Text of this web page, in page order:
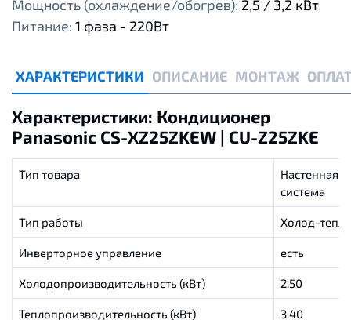
Мощность (охлаждение/обогрев): 2,5 / 3,2 кВт
Питание: 1 фаза - 220Вт
ХАРАКТЕРИСТИКИ ОПИСАНИЕ МОНТАЖ
Характеристики: Кондиционер
Panasonic CS-XZ25ZKEW | CU-Z25ZKE
Тип товара
Настенная
система
Тип работы Холод-тепло
Инверторное управление есть
Холодопроизводительность (кВт) 2.50
Теплопроизводительность (кВт) 3.40